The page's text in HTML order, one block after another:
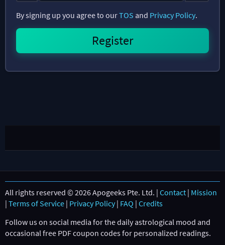
By signing up you agree to ourTOS and Privacy Policy.
All rights reserved © 2026 Apogeeks Pte. Ltd. | Contact | Mission
| Terms of Service | Privacy Policy| FAQ | Credits
Follow us on social media for the daily astrological mood and
occasional free PDF coupon codes for personalized readings.